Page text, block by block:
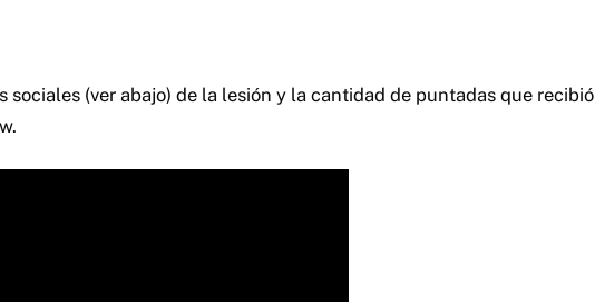
(ver abajo) de la lesión y la cantidad de puntadas que recibió